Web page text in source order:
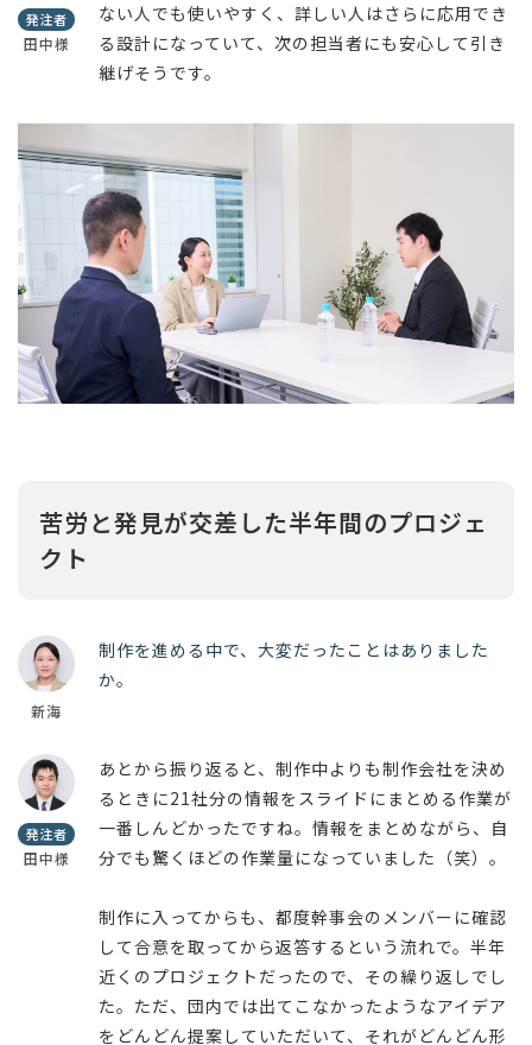
発注者
田中様
ない人でも使いやすく、詳しい人はさらに応用でき
る設計になっていて、次の担当者にも安心して引き
継げそうです。
苦労と発見が交差した半年間のプロジェ
クト
新海
制作を進める中で、大変だったことはありました
か。
発注者
田中様
あとから振り返ると、制作中よりも制作会社を決め
るときに21社分の情報をスライドにまとめる作業が
一番しんどかったですね。情報をまとめながら、自
分でも驚くほどの作業量になっていました（笑）。
制作に入ってからも、都度幹事会のメンバーに確認
して合意を取ってから返答するという流れで。半年
近くのプロジェクトだったので、その繰り返しでし
た。ただ、団内では出てこなかったようなアイデア
をどんどん提案していただいて、それがどんどん形